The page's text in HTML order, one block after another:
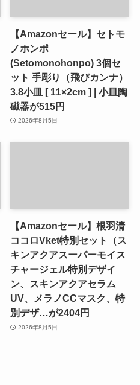
【Amazonセール】セトモ
ノホンポ
(Setomonohonpo) 3個セ
ット 手彫り（飛びカンナ）
3.8小皿 [ 11×2cm ] | 小皿陶
磁器が515円
2026年8月5日
【Amazonセール】根羽清
ココロVket特別セット（ス
キンアクアスーパーモイス
チャージェル特別デザイ
ン、スキンアクアセラム
UV、メラノCCマスク、特
別デザ…が2404円
2026年8月5日